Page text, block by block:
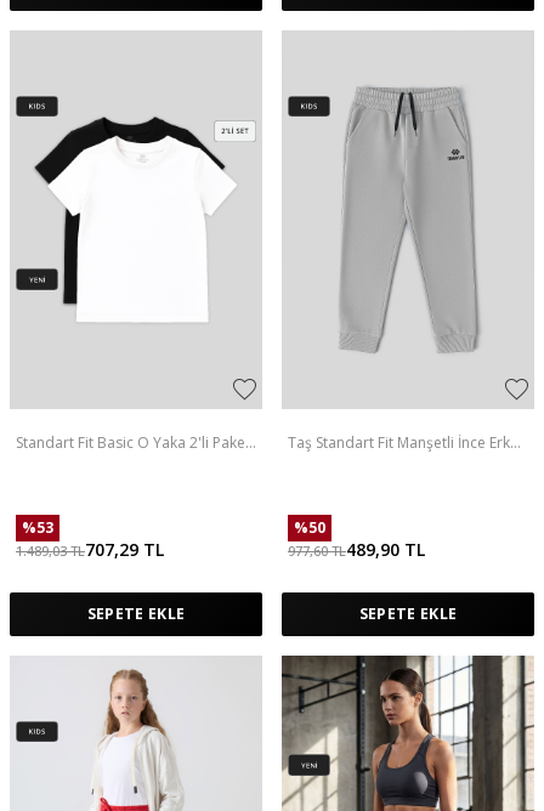
Standart Fit Basic O Yaka 2'li Paket
%53
1.489,03TL707,29 TL
SEPETE EKLE
Taş Standart Fit Manşetli İnce Erkek
%50
977,60TL489,90 TL
SEPETE EKLE